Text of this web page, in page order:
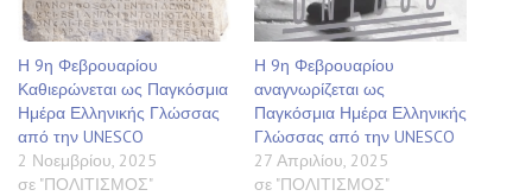
Η 9η Φεβρουαρίου
Καθιερώνεται ως Παγκόσμια
Ημέρα Ελληνικής Γλώσσας
από την UNESCO
2 Νοεμβρίου, 2025
σε "ΠΟΛΙΤΙΣΜΟΣ"
Η 9η Φεβρουαρίου
αναγνωρίζεται ως
Παγκόσμια Ημέρα Ελληνικής
Γλώσσας από την UNESCO
27 Απριλίου, 2025
σε "ΠΟΛΙΤΙΣΜΟΣ"